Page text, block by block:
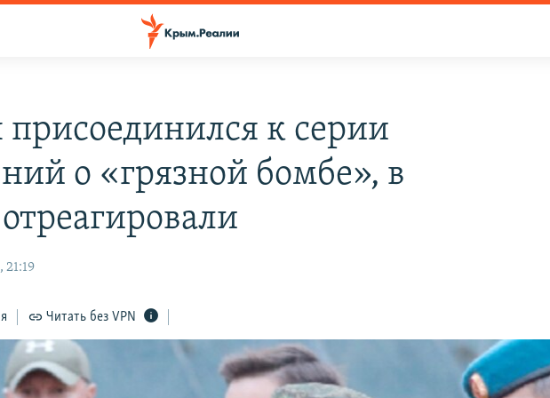
к серии
о «грязной бомбе», в
21:19
Читать без VPN